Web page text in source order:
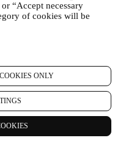
“Accept necessary
of cookies will be
ONLY